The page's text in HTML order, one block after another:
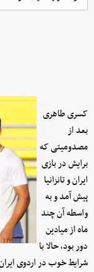
کسری طاهری
بعد از
مصدومیتی که
برایش در بازی
ایران و تانزانیا
پیش آمد و به
واسطه آن چند
ماه از میادین
دور بود، حالا با
شرایط خوب در اردوی